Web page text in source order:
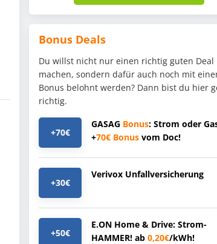
Bonus Deals
Du willst nicht nur einen richtig guten Deal
machen, sondern dafür auch noch mit
Bonus belohnt werden? Dann bist du hier
richtig.
+70€
GASAG Bonus: Strom oder
+70€ Bonus vom Doc!
+30€
Verivox Unfallversicherung
+50€
E.ON Home & Drive: Strom-
HAMMER! ab 0,20€/kWh!